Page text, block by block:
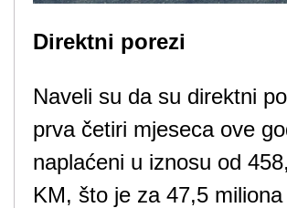
Direktni porezi
Naveli su da su direktni
prva četiri mjeseca ove
naplaćeni u iznosu od
KM, što je za 47,5